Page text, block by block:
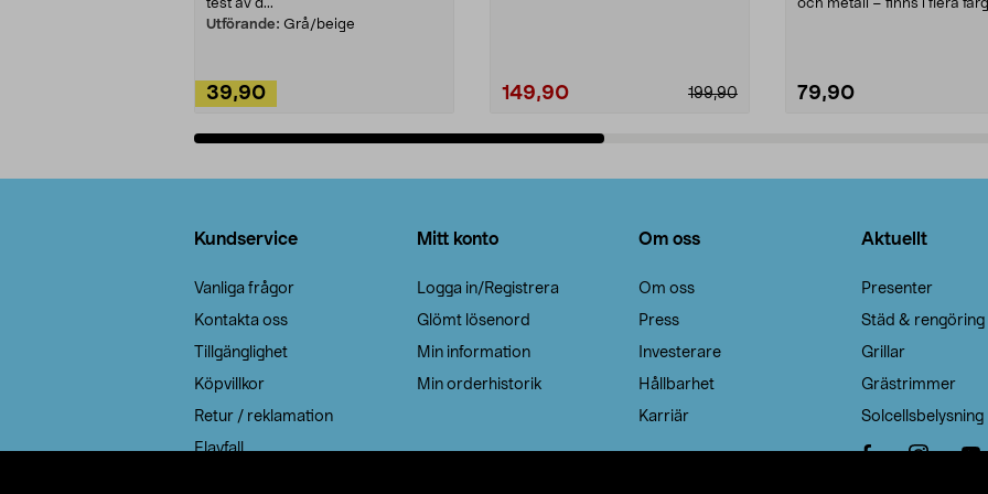
test av d...
Utförande: Grå/beige
39,90 199,90
149,90
och metall – finns i flera
79,90
Kundservice
Vanliga frågor
Kontakta oss
Tillgänglighet
Köpvillkor
Retur / reklamation
Elavfall
Mitt konto
Logga in/Registrera
Glömt lösenord
Min information
Min orderhistorik
Om oss
Om oss
Press
Investerare
Hållbarhet
Karriär
Aktuellt
Presenter
Städ & rengöring
Grillar
Grästrimmer
Solcellsbelysning